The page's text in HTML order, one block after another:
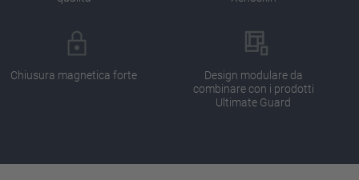
Chiusura magnetica forte
Design modulare da
combinare con i prodotti
Ultimate Guard